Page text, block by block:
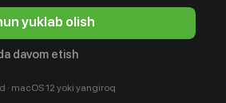
yuklab olish
davom etish
· macOS 12 yoki yangiroq